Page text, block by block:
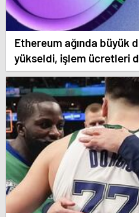
Ethereum ağında büyük
yükseldi, işlem ücretleri